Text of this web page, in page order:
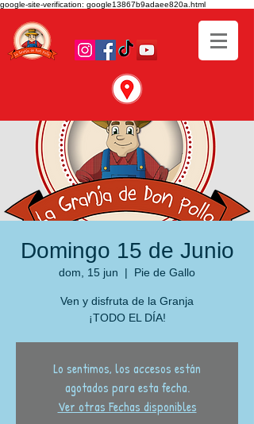
google-site-verification: google13867b9adaee820a.html
Domingo 15 de Junio
dom, 15 jun
  |
Pie de Gallo
Ven y disfruta de la Granja
¡TODO EL DÍA!
Lo sentimos, los accesos están
agotados para esta fecha.
Ver otras Fechas disponibles